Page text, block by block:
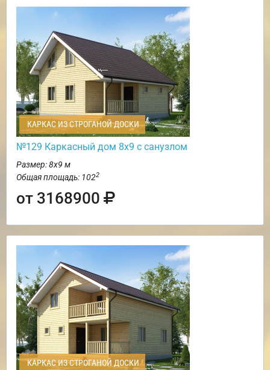
КАРКАС ИЗ СТРОГАНОЙ ДОСКИ
№129 Каркасный дом 8х9 с санузлом
Размер: 8х9 м
Общая площадь: 1022
от 3168900
КАРКАС ИЗ СТРОГАНОЙ ДОСКИ